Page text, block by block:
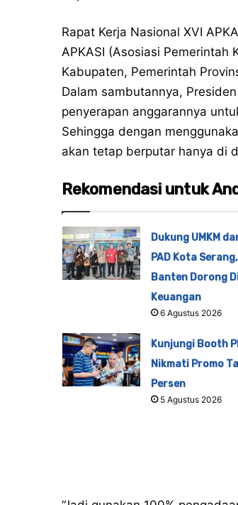
Rapat Kerja Nasional XVI
APKASI (Asosiasi Pemerintah
Kabupaten, Pemerintah
Dalam sambutannya,
penyerapan anggarannya
Sehingga dengan
akan tetap berputar hanya di
Rekomendasi untuk
Dukung UMKM
PAD Kota
Banten Dorong
Keuangan
6 Agustus 2026
Kunjungi Booth
Nikmati Promo
Persen
5 Agustus 2026